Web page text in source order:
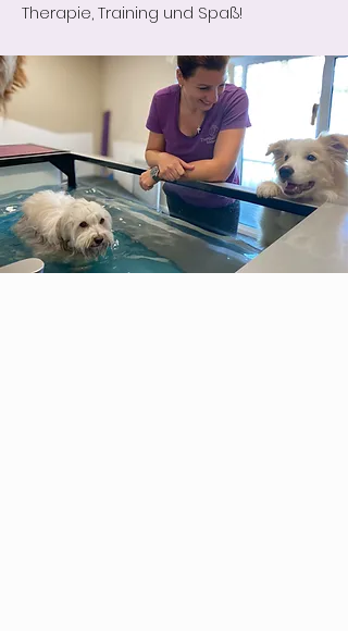
Therapie, Training und Spaß!